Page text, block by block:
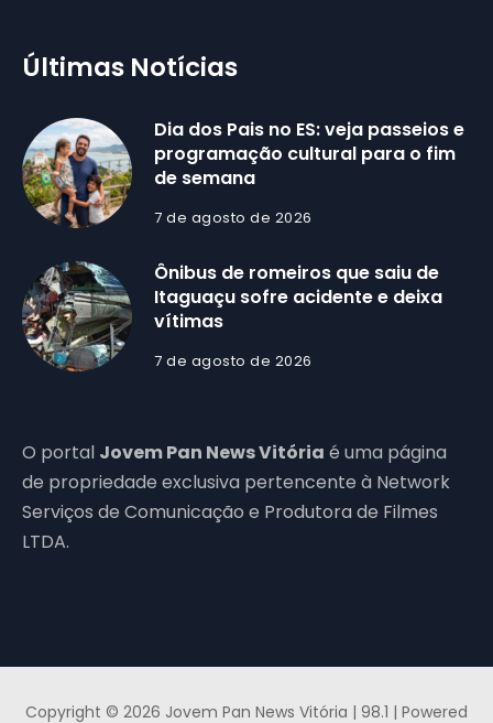
Últimas Notícias
Dia dos Pais no ES: veja passeios e
programação cultural para o fim
de semana
7 de agosto de 2026
Ônibus de romeiros que saiu de
Itaguaçu sofre acidente e deixa
vítimas
7 de agosto de 2026
O portal Jovem Pan News Vitória é uma página
de propriedade exclusiva pertencente à Network
Serviços de Comunicação e Produtora de Filmes
LTDA.
Copyright © 2026 Jovem Pan News Vitória | 98.1 | Powered